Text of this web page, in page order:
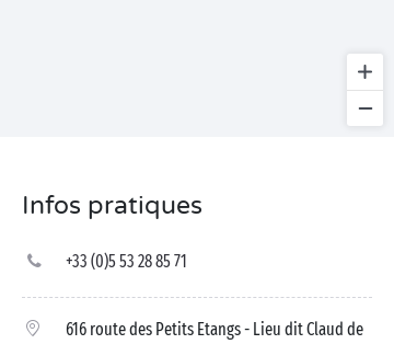
Infos pratiques
+33 (0)5 53 28 85 71
616 route des Petits Etangs - Lieu dit Claud de